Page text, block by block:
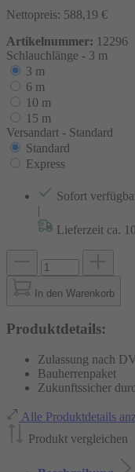
Nettopreis: 588,19 €
Artikelnummer: 12296
Schlauchlänge - 3 m
3 m
6 m
10 m
15 m
Versandart - Standard
Standard
Express
Sofort
|
Lieferzeit ca.
In den Warenkorb
Produktdetails:
Zulassung nach
Bauherrenpaket
Zukunftssicher
Alle Produktdetails
Produkt vergleichen